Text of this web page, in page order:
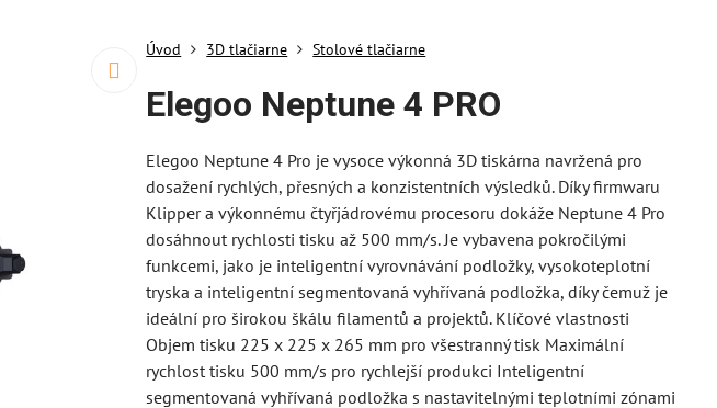
Úvod 3D tlačiarne Stolové tlačiarne
Elegoo Neptune 4 PRO
Elegoo Neptune 4 Pro je vysoce výkonná 3D tiskárna navržená pro
dosažení rychlých, přesných a konzistentních výsledků. Díky firmwaru
Klipper a výkonnému čtyřjádrovému procesoru dokáže Neptune 4 Pro
dosáhnout rychlosti tisku až 500 mm/s. Je vybavena pokročilými
funkcemi, jako je inteligentní vyrovnávání podložky, vysokoteplotní
tryska a inteligentní segmentovaná vyhřívaná podložka, díky čemuž je
ideální pro širokou škálu filamentů a projektů. Klíčové vlastnosti
Objem tisku 225 x 225 x 265 mm pro všestranný tisk Maximální
rychlost tisku 500 mm/s pro rychlejší produkci Inteligentní
segmentovaná vyhřívaná podložka s nastavitelnými teplotními zónami